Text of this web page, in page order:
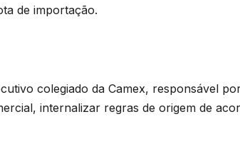
de importação.
colegiado da Camex, responsável
internalizar regras de origem de